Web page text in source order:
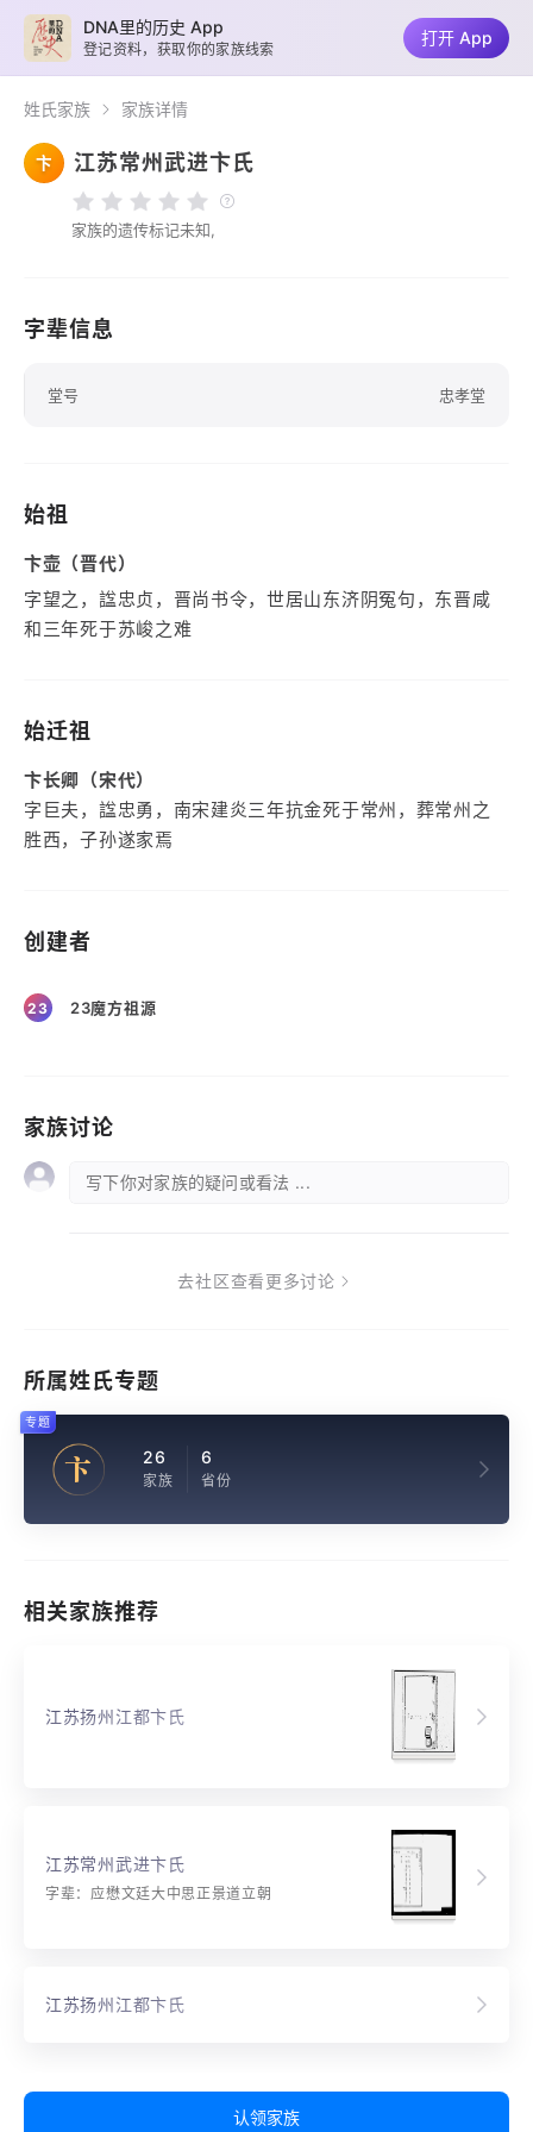
姓氏家族 家族详情
卞 江苏常州武进卞氏
家族的遗传标记未知,
字辈信息
堂号 忠孝堂
始祖
卞壶（晋代）
字望之，諡忠贞，晋尚书令，世居山东济阴冤句，东晋咸
和三年死于苏峻之难
始迁祖
卞长卿（宋代）
字巨夫，諡忠勇，南宋建炎三年抗金死于常州，葬常州之
胜西，子孙遂家焉
创建者
23 23魔方祖源
家族讨论
写下你对家族的疑问或看法 ...
去社区查看更多讨论
所属姓氏专题
卞 26
家族
6
省份
专题
相关家族推荐
江苏扬州江都卞氏
江苏常州武进卞氏
字辈：应懋文廷大中思正景道立朝
江苏扬州江都卞氏
DNA里的历史 App
登记资料，获取你的家族线索
打开 App
认领家族